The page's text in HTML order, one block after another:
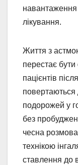
навантаження
лікування.
Життя з
перестає
пацієнтів
повертаються
подорожей у
без
чесна
технікою
ставлення до